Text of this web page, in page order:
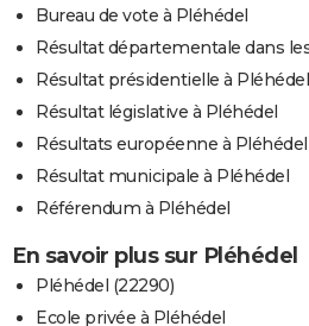
Bureau de vote à Pléhédel
Résultat départementale dans
Résultat présidentielle à Pléhédel
Résultat législative à Pléhédel
Résultats européenne à Pléhédel
Résultat municipale à Pléhédel
Référendum à Pléhédel
En savoir plus sur Pléhédel
Pléhédel (22290)
Ecole privée à Pléhédel